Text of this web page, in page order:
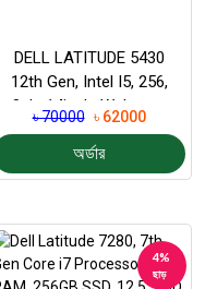
DELL LATITUDE 5430
12th Gen, Intel I5, 256,
8gb, 14inch, Webcam,
Bluetooth
৳ 70000 ৳ 62000
অর্ডার
4%
ছাড়